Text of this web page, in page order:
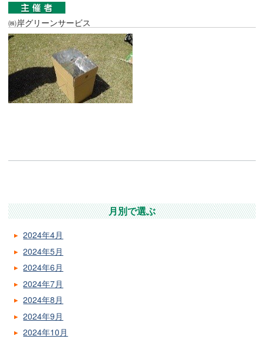
㈱岸グリーンサービス
月別で選ぶ
2024年4月
2024年5月
2024年6月
2024年7月
2024年8月
2024年9月
2024年10月